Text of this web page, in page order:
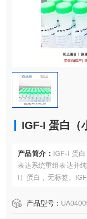
IGF-I 蛋白（
产品简介： IGF-I 蛋白
表达系统重组表达并
I）蛋白，无标签。
证），并在MCF-7细
产品型号：